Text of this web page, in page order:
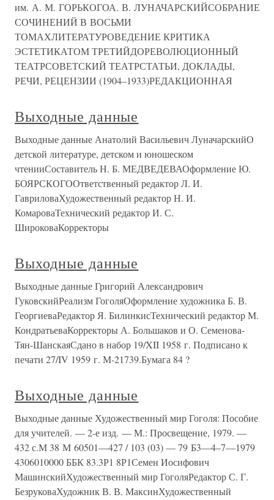
им. А. М. ГОРЬКОГОА. В. ЛУНАЧАРСКИЙСОБРАНИЕ
СОЧИНЕНИЙ В ВОСЬМИ
ТОМАХЛИТЕРАТУРОВЕДЕНИЕ КРИТИКА
ЭСТЕТИКАТОМ ТРЕТИЙДОРЕВОЛЮЦИОННЫЙ
ТЕАТРСОВЕТСКИЙ ТЕАТРСТАТЬИ, ДОКЛАДЫ,
РЕЧИ, РЕЦЕНЗИИ (1904–1933)РЕДАКЦИОННАЯ
Выходные данные
Выходные данные Анатолий Васильевич ЛуначарскийО
детской литературе, детском и юношеском
чтенииСоставитель Н. Б. МЕДВЕДЕВАОформление Ю.
БОЯРСКОГООтветственный редактор Л. И.
ГавриловаХудожественный редактор Н. И.
КомароваТехнический редактор И. С.
ШироковаКорректоры
Выходные данные
Выходные данные Григорий Александрович
ГуковскийРеализм ГоголяОформление художника Б. В.
ГеоргиеваРедактор Я. БилинкисТехнический редактор М.
КондратьеваКорректоры А. Большаков и О. Семенова-
Тян-ШанскаяСдано в набор 19/XII 1958 г. Подписано к
печати 27/IV 1959 г. М-21739.Бумага 84 ?
Выходные данные
Выходные данные Художественный мир Гоголя: Пособие
для учителей. — 2-е изд. — М.: Просвещение, 1979. —
432 с.М 38 М 60501—427 / 103 (03) — 79 Б3—4–7—1979
4306010000 ББК 83.3Р1 8Р1Семен Иосифович
МашинскийХудожественный мир ГоголяРедактор С. Г.
БезруковаХудожник В. В. МаксинХудожественный